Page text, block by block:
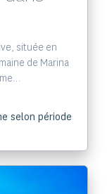
située en
de Marina
selon période